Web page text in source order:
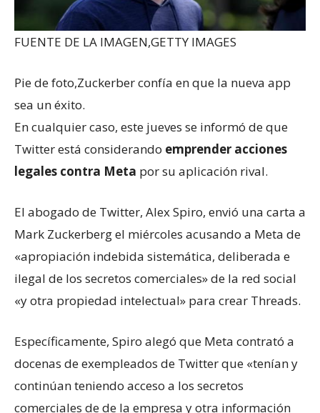
FUENTE DE LA IMAGEN,GETTY IMAGES
Pie de foto,Zuckerber confía en que la nueva app
sea un éxito.
En cualquier caso, este jueves se informó de que
Twitter está considerando emprender acciones
legales contra Meta por su aplicación rival.
El abogado de Twitter, Alex Spiro, envió una carta a
Mark Zuckerberg el miércoles acusando a Meta de
«apropiación indebida sistemática, deliberada e
ilegal de los secretos comerciales» de la red social
«y otra propiedad intelectual» para crear Threads.
Específicamente, Spiro alegó que Meta contrató a
docenas de exempleados de Twitter que «tenían y
continúan teniendo acceso a los secretos
comerciales de de la empresa y otra información